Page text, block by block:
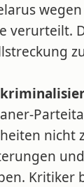
verurteilt.
nicht
Kritiker